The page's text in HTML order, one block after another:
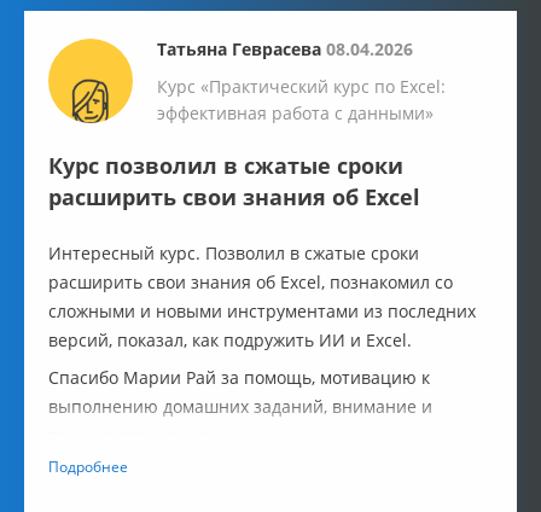
Татьяна Геврасева 08.04.2026
Курс «Практический курс по Excel:
эффективная работа с данными»
Курс позволил в сжатые сроки
расширить свои знания об Excel
Интересный курс. Позволил в сжатые сроки
расширить свои знания об Excel, познакомил со
сложными и новыми инструментами из последних
версий, показал, как подружить ИИ и Excel.
Спасибо Марии Рай за помощь, мотивацию к
выполнению домашних заданий, внимание и
Подробнее